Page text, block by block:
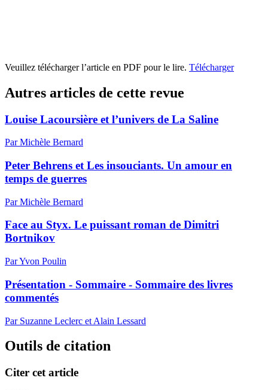
Veuillez télécharger l’article en PDF pour le lire. Télécharger
Autres articles de cette revue
Louise Lacoursière et l’univers de La Saline
Par Michèle Bernard
Peter Behrens et Les insouciants. Un amour en
temps de guerres
Par Michèle Bernard
Face au Styx. Le puissant roman de Dimitri
Bortnikov
Par Yvon Poulin
Présentation - Sommaire - Sommaire des livres
commentés
Par Suzanne Leclerc et Alain Lessard
Outils de citation
Citer cet article